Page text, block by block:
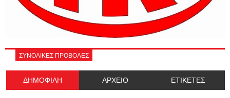
ΣΥΝΟΛΙΚΕΣ ΠΡΟΒΟΛΕΣ
ΔΗΜΟΦΙΛΗ ΑΡΧΕΙΟ ΕΤΙΚΕΤΕΣ